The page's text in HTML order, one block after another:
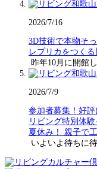
2026/7/16
3D技術で本物そっ
レプリカをつく
昨年10月に開館
2026/7/9
参加者募集！好
リビング特別体験
夏休み！ 親子で
いよいよ待ちに